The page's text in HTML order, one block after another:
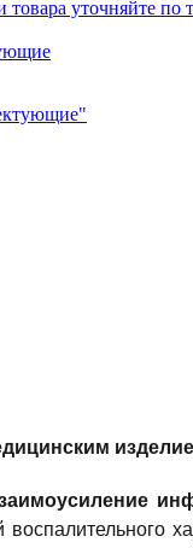
уточняйте по